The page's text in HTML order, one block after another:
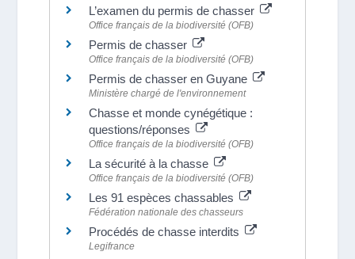
L’examen du permis de chasser
Office français de la biodiversité (OFB)
Permis de chasser
Office français de la biodiversité (OFB)
Permis de chasser en Guyane
Ministère chargé de l'environnement
Chasse et monde cynégétique :
questions/réponses
Office français de la biodiversité (OFB)
La sécurité à la chasse
Office français de la biodiversité (OFB)
Les 91 espèces chassables
Fédération nationale des chasseurs
Procédés de chasse interdits
Legifrance